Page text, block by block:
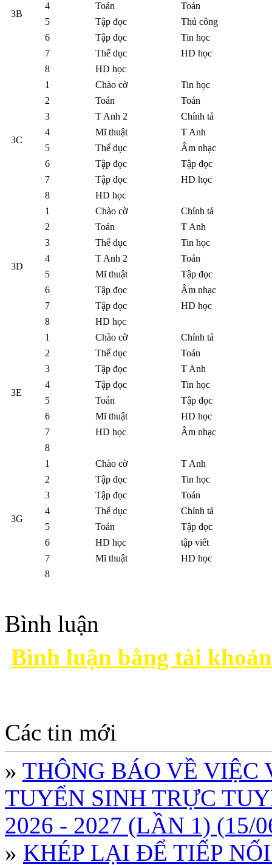
3B
4
Toán
Toán
5
Tập đọc
Thủ công
6
Tập đọc
Tin học
7
Thể dục
HD học
8
HD học
3C
1 Chào cờ
Tin học
2
Toán
Toán
3
T Anh 2
Chính tả
4
Mĩ thuật
T Anh
5
Thể dục
Âm nhạc
6
Tập đọc
Tập đọc
7
Tập đọc
HD học
8
HD học
3D
1 Chào cờ
Chính tả
2
Toán
T Anh
3
Thể dục
Tin học
4
T Anh 2
Toán
5
Mĩ thuật
Tập đọc
6
Tập đọc
Âm nhạc
7
Tập đọc
HD học
8
HD học
3E
1 Chào cờ
Chính tả
2
Thể dục
Toán
3
Tập đọc
T Anh
4
Tập đọc
Tin học
5
Toán
Tập đọc
6
Mĩ thuật
HD học
7
HD học
Âm nhạc
8
3G
1 Chào cờ
T Anh
2
Tập đọc
Tin học
3
Tập đọc
Toán
4
Thể dục
Chính tả
5
Toán
Tập đọc
6
HD học
tập viết
7
Mĩ thuật
HD học
8
Bình luận
Bình luận bằng tài
Các tin mới
» THÔNG BÁO VỀ
TUYỂN SINH TRỰC
2026 - 2027 (LẦN 1) (15/
» KHÉP LẠI ĐỂ TIẾP